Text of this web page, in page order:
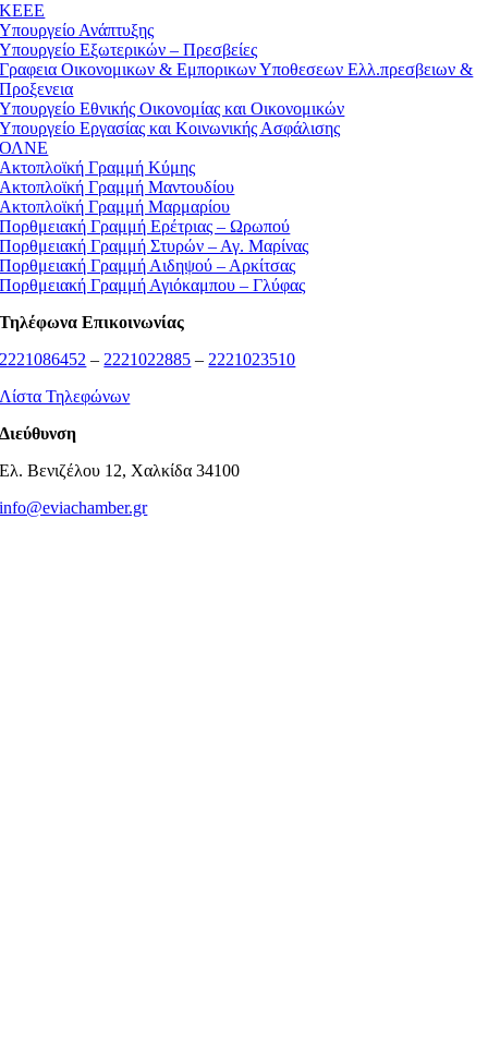
ΚEEE
Υπουργείο Ανάπτυξης
Υπουργείο Εξωτερικών – Πρεσβείες
Γραφεια Οικονομικων & Εμπορικων Υποθεσεων Ελλ.πρεσβειων &
Προξενεια
Υπουργείο Εθνικής Οικονομίας και Οικονομικών
Υπουργείο Εργασίας και Κοινωνικής Ασφάλισης
ΟΛΝΕ
Ακτοπλοϊκή Γραμμή Κύμης
Ακτοπλοϊκή Γραμμή Μαντουδίου
Ακτοπλοϊκή Γραμμή Μαρμαρίου
Πορθμειακή Γραμμή Ερέτριας – Ωρωπού
Πορθμειακή Γραμμή Στυρών – Αγ. Μαρίνας
Πορθμειακή Γραμμή Αιδηψού – Αρκίτσας
Πορθμειακή Γραμμή Αγιόκαμπου – Γλύφας
Τηλέφωνα Επικοινωνίας
2221086452 – 2221022885 – 2221023510
Λίστα Τηλεφώνων
Διεύθυνση
Ελ. Βενιζέλου 12, Χαλκίδα 34100
info@eviachamber.gr